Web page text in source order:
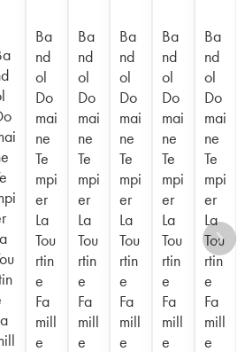
Ba
nd
ol
Do
mai
ne
Te
mpi
er
La
Tou
rtin
e
Fa
mill
e
Ba
nd
ol
Do
mai
ne
Te
mpi
er
La
Tou
rtin
e
Fa
mill
e
Ba
nd
ol
Do
mai
ne
Te
mpi
er
La
Tou
rtin
e
Fa
mill
e
Ba
nd
ol
Do
mai
ne
Te
mpi
er
La
Tou
rtin
e
Fa
mill
e
Ba
nd
ol
Do
mai
ne
Te
mpi
er
La
Tou
rtin
e
Fa
mill
e